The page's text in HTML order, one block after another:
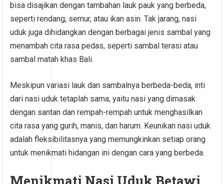
bisa disajikan dengan tambahan lauk pauk yang berbeda,
seperti rendang, semur, atau ikan asin. Tak jarang, nasi
uduk juga dihidangkan dengan berbagai jenis sambal yang
menambah cita rasa pedas, seperti sambal terasi atau
sambal matah khas Bali.
Meskipun variasi lauk dan sambalnya berbeda-beda, inti
dari nasi uduk tetaplah sama, yaitu nasi yang dimasak
dengan santan dan rempah-rempah untuk menghasilkan
cita rasa yang gurih, manis, dan harum. Keunikan nasi uduk
adalah fleksibilitasnya yang memungkinkan setiap orang
untuk menikmati hidangan ini dengan cara yang berbeda.